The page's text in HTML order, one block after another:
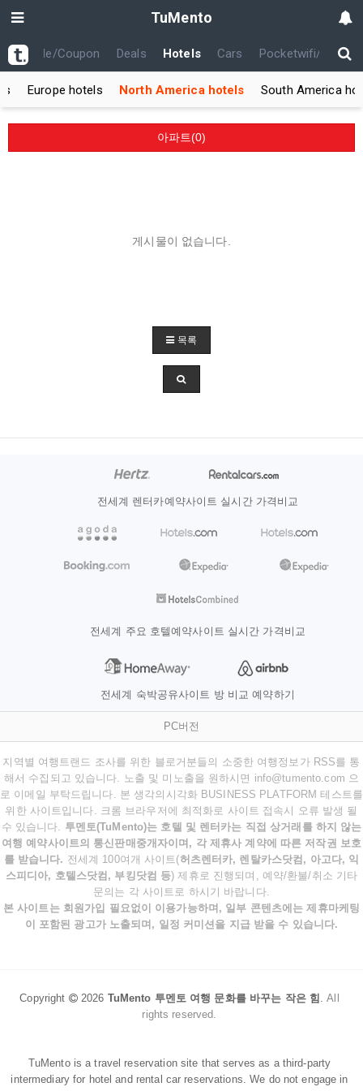
TuMento
Code/Coupon Deals Hotels Cars Pocketwifi/USIM
Europe hotels North America hotels South America
아파트(0)
게시물이 없습니다.
목록
전세계 렌터카예약사이트 실시간 가격비교
전세계 주요 호텔예약사이트 실시간 가격비교
전세계 숙박공유사이트 방 비교 예약하기
PC버전
지역별 여행트랜드 조사를 위한 블로거분들의 소중한 여행정보가 RSS를 통
해서 수집되고 있습니다. 노출 및 미노출을 원하시면 info@tumento.com 으
로 이메일 부탁드립니다. 본 생각의시각화 BUSINESS PLATFORM 테스트를
위한 사이트입니다. 크롬 브라우저에 최적화로 사이트 접속시 오류 발생 될
수 있습니다. 투멘토(TuMento)는 호텔 및 렌터카는 직접 상거래를 하지 않는
여행 예약사이트의 통신판매중개자이며, 각 제휴사 계약에 따른 저작권 보호
를 받습니다. 전세계 100여개 사이트(허츠렌터카, 렌탈카스닷컴, 아고다, 익
스피디아, 호텔스닷컴, 부킹닷컴 등) 제휴로 진행되며, 예약/환불/취소 기타
문의는 각 사이트로 하시기 바랍니다.
본 사이트는 회원가입 필요없이 이용가능하며, 일부 콘텐츠에는 제휴마케팅
이 포함된 광고가 노출되며, 일정 커미션을 지급 받을 수 있습니다.
Copyright 2026 TuMento 투멘토 여행 문화를 바꾸는 작은 힘 .All
rights reserved.
TuMento is a travel reservation site that serves as a third-party
intermediary for hotel and rental car reservations. We do not engage in